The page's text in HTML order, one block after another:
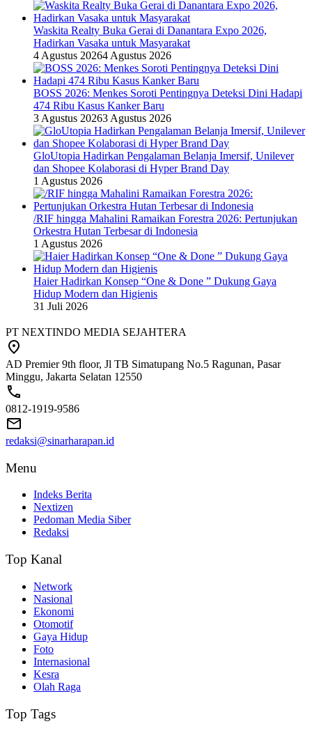
Waskita Realty Buka Gerai di Danantara Expo 2026,
Hadirkan Vasaka untuk Masyarakat
4 Agustus 20264 Agustus 2026
BOSS 2026: Menkes Soroti Pentingnya Deteksi Dini Hadapi
474 Ribu Kasus Kanker Baru
3 Agustus 20263 Agustus 2026
GloUtopia Hadirkan Pengalaman Belanja Imersif, Unilever
dan Shopee Kolaborasi di Hyper Brand Day
1 Agustus 2026
/RIF hingga Mahalini Ramaikan Forestra 2026: Pertunjukan
Orkestra Hutan Terbesar di Indonesia
1 Agustus 2026
Haier Hadirkan Konsep “One & Done ” Dukung Gaya
Hidup Modern dan Higienis
31 Juli 2026
PT NEXTINDO MEDIA SEJAHTERA
AD Premier 9th floor, Jl TB Simatupang No.5 Ragunan, Pasar
Minggu, Jakarta Selatan 12550
0812-1919-9586
redaksi@sinarharapan.id
Menu
Indeks Berita
Nextizen
Pedoman Media Siber
Redaksi
Top Kanal
Network
Nasional
Ekonomi
Otomotif
Gaya Hidup
Foto
Internasional
Kesra
Olah Raga
Top Tags